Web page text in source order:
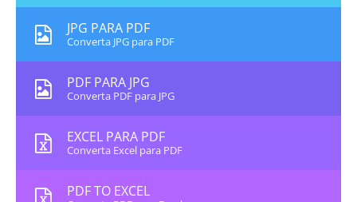
JPG PARA PDF
Converta JPG para PDF
PDF PARA JPG
Converta PDF para JPG
EXCEL PARA PDF
Converta Excel para PDF
PDF TO EXCEL